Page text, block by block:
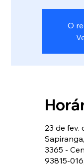
O
23 de fev.
3365 -
93815-